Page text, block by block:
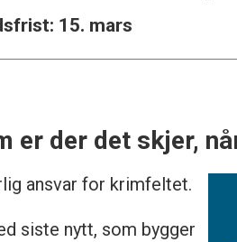
15. mars
er der det skjer,
ansvar for krimfeltet.
siste nytt, som bygger